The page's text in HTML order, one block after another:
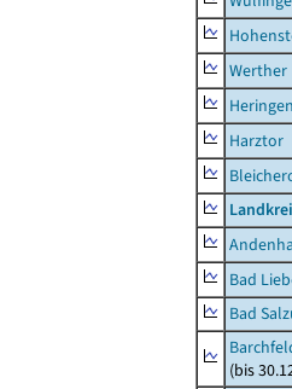
Werther
Harztor
Bad
Bad
(bis